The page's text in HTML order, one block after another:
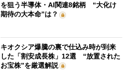
を狙う半導体・AI関連8銘柄 “大化け
期待の大本命”は？
キオクシア爆騰の裏で仕込み時が到来
した「割安成長株」12選 “放置された
お宝株”を厳選解説